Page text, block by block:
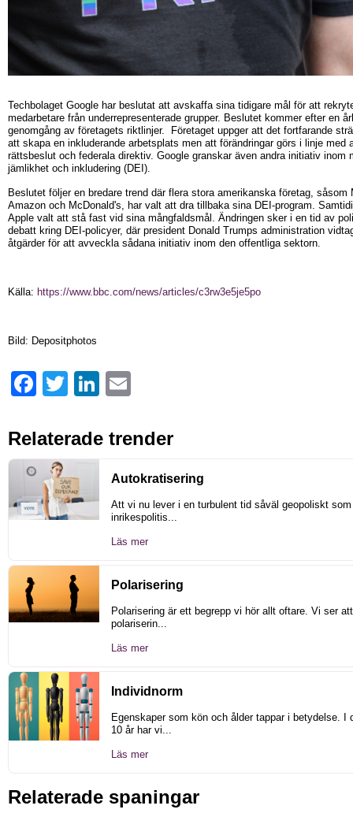
Techbolaget Google har beslutat att avskaffa sina tidigare mål för att
medarbetare från underrepresenterade grupper. Beslutet kommer efter en
genomgång av företagets riktlinjer. Företaget uppger att det fortfarande
att skapa en inkluderande arbetsplats men att förändringar görs i linje med
rättsbeslut och federala direktiv. Google granskar även andra initiativ inom
jämlikhet och inkludering (DEI).
Beslutet följer en bredare trend där flera stora amerikanska företag, såsom
Amazon och McDonald's, har valt att dra tillbaka sina DEI-program.
Apple valt att stå fast vid sina mångfaldsmål. Ändringen sker i en tid av
debatt kring DEI-policyer, där president Donald Trumps administration
åtgärder för att avveckla sådana initiativ inom den offentliga sektorn.
Källa: https://www.bbc.com/news/articles/c3rw3e5je5po
Bild: Depositphotos
FacebookTwitter LinkedIn
Relaterade trender
Autokratisering
Att vi nu lever i en turbulent tid såväl geopoliskt som
inrikespolitis...
Läs mer
Polarisering
Polarisering är ett begrepp vi hör allt oftare. Vi ser att
polariserin...
Läs mer
Individnorm
Egenskaper som kön och ålder tappar i betydelse. I
10 år har vi...
Läs mer
Relaterade spaningar